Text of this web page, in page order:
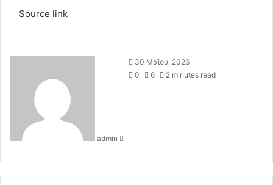
Source link
admin
a
i
30 Μαΐου, 2026
0
6 2 minutes read